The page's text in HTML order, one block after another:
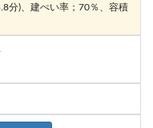
分)、建ぺい率；70％、容積